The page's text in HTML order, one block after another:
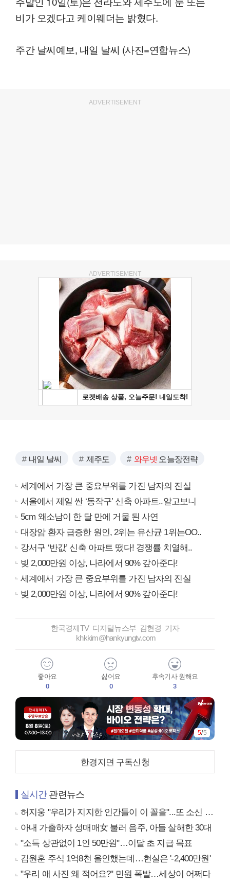
비가 오겠다고 케이웨더는 밝혔다.
주간 날씨예보, 내일 날씨 (사진=연합뉴스)
ADVERTISEMENT
ADVERTISEMENT
내일 날씨 제주도 와우넷 오늘장전략
세계에서 가장 큰 중요부위를 가진 남자의 진실
서울에서 제일 싼 ‘동작구’ 신축 아파트..알고보니
5cm 왜소남이 한 달 만에 거물 된 사연
대장암 환자 급증한 원인, 2위는 유산균 1위는OO..
강서구 ‘반값’ 신축 아파트 떴다! 경쟁률 치열해..
빚 2,000만원 이상, 나라에서 90% 갚아준다!
세계에서 가장 큰 중요부위를 가진 남자의 진실
빚 2,000만원 이상, 나라에서 90% 갚아준다!
한국경제TV 디지털뉴스부 김현경 기자
khkkim@hankyungtv.com
좋아요
0
싫어요
0
후속기사 원해요
3
5/5
한경지면 구독신청
실시간관련뉴스
허지웅 "우리가 지지한 인간들이 이 꼴을"...또 소신 발언
아내 가출하자 성매매女 불러 음주, 아들 살해한 30대
"소득 상관없이 1인 50만원"…이달 초 지급 목표
김원훈 주식 1억8천 올인했는데…현실은 '-2,400만원'
"우리 애 사진 왜 적어요?" 민원 폭발…세상이 어쩌다